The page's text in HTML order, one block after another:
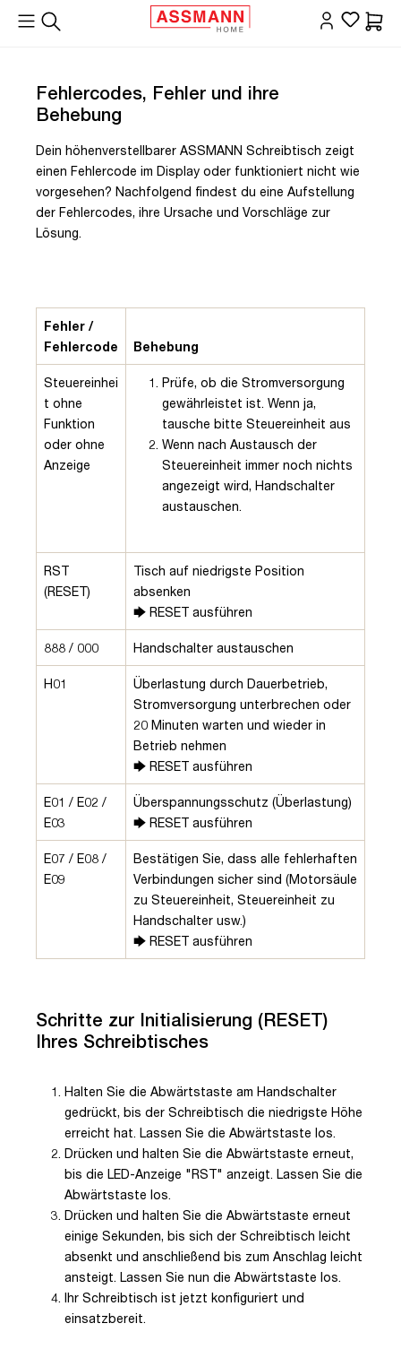
springen
Fehlercodes, Fehler und ihre
Behebung
Dein höhenverstellbarer ASSMANN Schreibtisch zeigt
einen Fehlercode im Display oder funktioniert nicht wie
vorgesehen? Nachfolgend findest du eine Aufstellung
der Fehlercodes, ihre Ursache und Vorschläge zur
Lösung.
Fehler /
Fehlercode
Behebung
Steuereinhei
t ohne
Funktion
oder ohne
Anzeige
Prüfe, ob die Stromversorgung
gewährleistet ist. Wenn ja,
tausche bitte Steuereinheit aus
Wenn nach Austausch der
Steuereinheit immer noch nichts
angezeigt wird, Handschalter
austauschen.
RST
(RESET)
Tisch auf niedrigste Position
absenken
🡆 RESET ausführen
888 / 000 Handschalter austauschen
H01
Überlastung durch Dauerbetrieb,
Stromversorgung unterbrechen oder
20 Minuten warten und wieder in
Betrieb nehmen
🡆 RESET ausführen
E01 / E02 /
E03
Überspannungsschutz (Überlastung)
🡆 RESET ausführen
E07 / E08 /
E09
Bestätigen Sie, dass alle fehlerhaften
Verbindungen sicher sind (Motorsäule
zu Steuereinheit, Steuereinheit zu
Handschalter usw.)
🡆 RESET ausführen
Schritte zur Initialisierung (RESET)
Ihres Schreibtisches
Halten Sie die Abwärtstaste am Handschalter
gedrückt, bis der Schreibtisch die niedrigste Höhe
erreicht hat. Lassen Sie die Abwärtstaste los.
Drücken und halten Sie die Abwärtstaste erneut,
bis die LED-Anzeige "RST" anzeigt. Lassen Sie die
Abwärtstaste los.
Drücken und halten Sie die Abwärtstaste erneut
einige Sekunden, bis sich der Schreibtisch leicht
absenkt und anschließend bis zum Anschlag leicht
ansteigt. Lassen Sie nun die Abwärtstaste los.
Ihr Schreibtisch ist jetzt konfiguriert und
einsatzbereit.